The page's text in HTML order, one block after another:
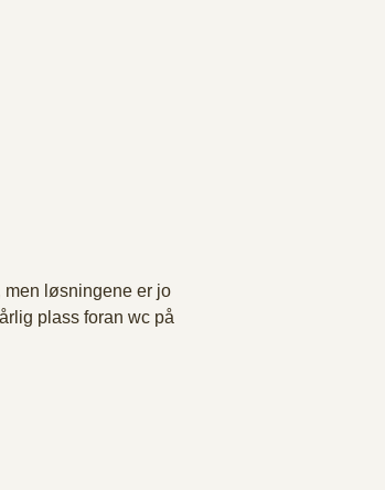
men løsningene er jo
plass foran wc på